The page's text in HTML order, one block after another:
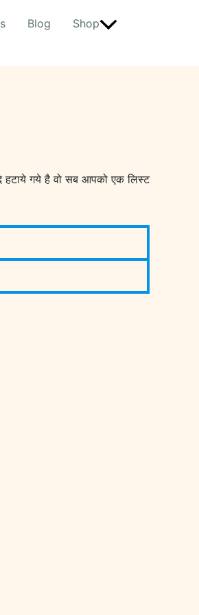
Blog
Shop
हटाये गये है वो सब आपको एक लिस्ट